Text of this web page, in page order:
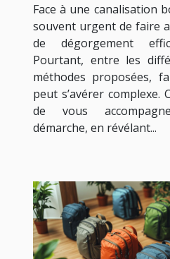
canalisations ?
Face à une canalisation
souvent urgent de faire
de dégorgement
Pourtant, entre les
méthodes proposées,
peut s’avérer complexe.
de vous
démarche, en révélant...